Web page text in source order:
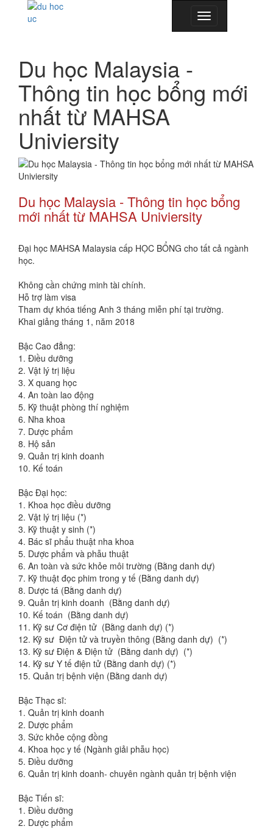
Toggle
navigation
Du học Malaysia -
Thông tin học bổng mới
nhất từ MAHSA
Univiersity
Du học Malaysia - Thông tin học bổng
mới nhất từ MAHSA Univiersity
Đại học MAHSA Malaysia cấp HỌC BỔNG cho tất cả ngành
học.
Không cần chứng minh tài chính.
Hỗ trợ làm visa
Tham dự khóa tiếng Anh 3 tháng miễn phí tại trường.
Khai giảng tháng 1, năm 2018
Bậc Cao đẳng:
1. Điều dưỡng
2. Vật lý trị liệu
3. X quang học
4. An toàn lao động
5. Kỹ thuật phòng thí nghiệm
6. Nha khoa
7. Dược phẩm
8. Hộ sản
9. Quản trị kinh doanh
10. Kế toán
Bậc Đại học:
1. Khoa học điều dưỡng
2. Vật lý trị liệu (*)
3. Kỹ thuật y sinh (*)
4. Bác sĩ phẩu thuật nha khoa
5. Dược phẩm và phẫu thuật
6. An toàn và sức khỏe môi trường (Bằng danh dự)
7. Kỹ thuật đọc phim trong y tế (Bằng danh dự)
8. Dược tá (Bằng danh dự)
9. Quản trị kinh doanh (Bằng danh dự)
10. Kế toán (Bằng danh dự)
11. Kỹ sư Cơ điện tử (Bằng danh dự) (*)
12. Kỹ sư Điện tử và truyền thông (Bằng danh dự) (*)
13. Kỹ sư Điện & Điện tử (Bằng danh dự) (*)
14. Kỹ sư Y tế điện tử (Bằng danh dự) (*)
15. Quản trị bệnh viện (Bằng danh dự)
Bậc Thạc sĩ:
1. Quản trị kinh doanh
2. Dược phẩm
3. Sức khỏe cộng đồng
4. Khoa học y tế (Ngành giải phẫu học)
5. Điều dưỡng
6. Quản trị kinh doanh- chuyên ngành quản trị bệnh viện
Bậc Tiến sĩ:
1. Điều dưỡng
2. Dược phẩm